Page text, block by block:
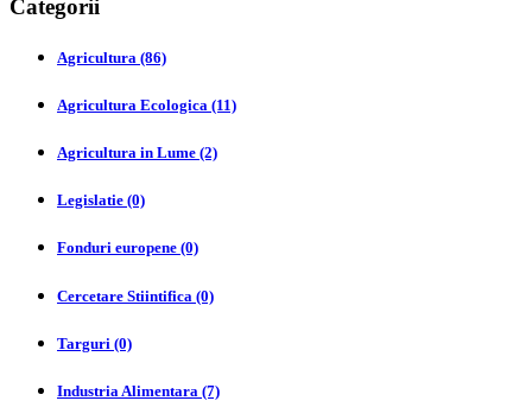
Categorii
Agricultura (86)
Agricultura Ecologica (11)
Agricultura in Lume (2)
Legislatie (0)
Fonduri europene (0)
Cercetare Stiintifica (0)
Targuri (0)
Industria Alimentara (7)